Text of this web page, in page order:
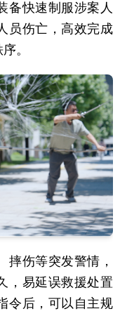
备快速制服涉案人
员伤亡，高效完成
。
摔伤等突发警情，
，易延误救援处置
令后，可以自主规